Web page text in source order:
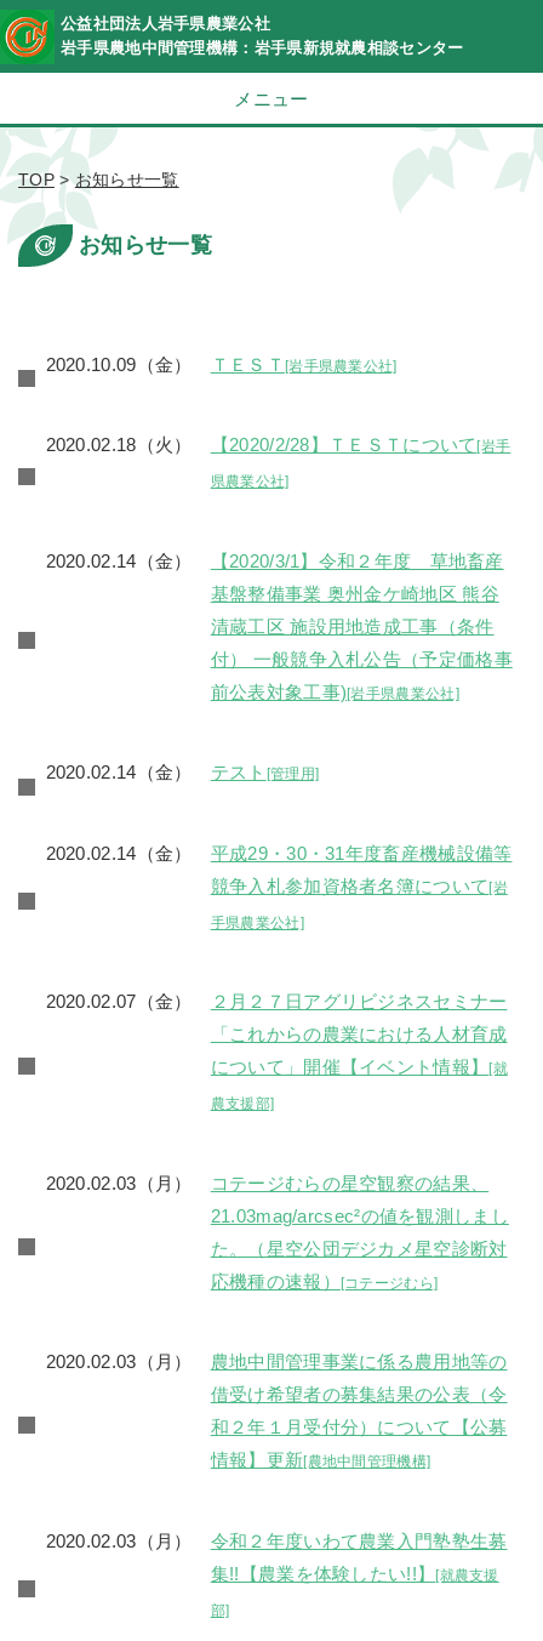
公益社団法人岩手県農業公社
岩手県農地中間管理機構：岩手県新規就農相談センター
メニュー
TOP>お知らせ一覧
お知らせ一覧
2020.10.09（金） ＴＥＳＴ [岩手県農業公社]
2020.02.18（火） 【2020/2/28】ＴＥＳＴについて[岩手
県農業公社]
2020.02.14（金）
【2020/3/1】令和２年度 草地畜産
基盤整備事業 奥州金ケ崎地区 熊谷
清蔵工区 施設用地造成工事（条件
付） 一般競争入札公告（予定価格事
前公表対象工事)[岩手県農業公社]
2020.02.14（金） テスト [管理用]
2020.02.14（金） 平成29・30・31年度畜産機械設備等
競争入札参加資格者名簿について[岩
手県農業公社]
2020.02.07（金）
２月２７日アグリビジネスセミナー
「これからの農業における人材育成
について」開催【イベント情報】[就
農支援部]
2020.02.03（月）
コテージむらの星空観察の結果、
21.03mag/arcsec²の値を観測しまし
た。（星空公団デジカメ星空診断対
応機種の速報）
[コテージむら]
2020.02.03（月） 農地中間管理事業に係る農用地等の
借受け希望者の募集結果の公表（令
和２年１月受付分）について【公募
情報】更新[農地中間管理機構]
2020.02.03（月） 令和２年度いわて農業入門塾塾生募
集!!【農業を体験したい!!】[就農支援
部]